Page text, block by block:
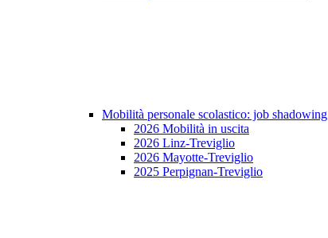
Mobilità personale scolastico: job shadowing
2026 Mobilità in uscita
2026 Linz-Treviglio
2026 Mayotte-Treviglio
2025 Perpignan-Treviglio